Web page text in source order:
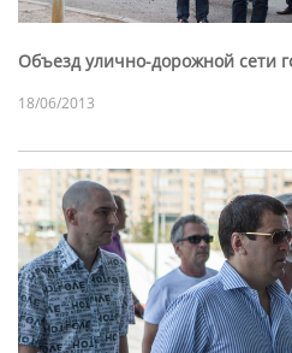
Объезд улично-дорожной сети
18/06/2013